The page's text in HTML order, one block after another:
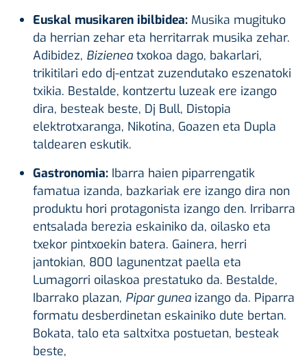
Euskal musikaren ibilbidea: Musika mugituko
da herrian zehar eta herritarrak musika zehar.
Adibidez, Bizienea txokoa dago, bakarlari,
trikitilari edo dj-entzat zuzendutako eszenatoki
txikia. Bestalde, kontzertu luzeak ere izango
dira, besteak beste, Dj Bull, Distopia
elektrotxaranga, Nikotina, Goazen eta Dupla
taldearen eskutik.
Gastronomia: Ibarra haien piparrengatik
famatua izanda, bazkariak ere izango dira non
produktu hori protagonista izango den. Irribarra
entsalada berezia eskainiko da, oilasko eta
txekor pintxoekin batera. Gainera, herri
jantokian, 800 lagunentzat paella eta
Lumagorri oilaskoa prestatuko da. Bestalde,
Ibarrako plazan, Pipar gunea izango da. Piparra
formatu desberdinetan eskainiko dute bertan.
Bokata, talo eta saltxitxa postuetan, besteak
beste,